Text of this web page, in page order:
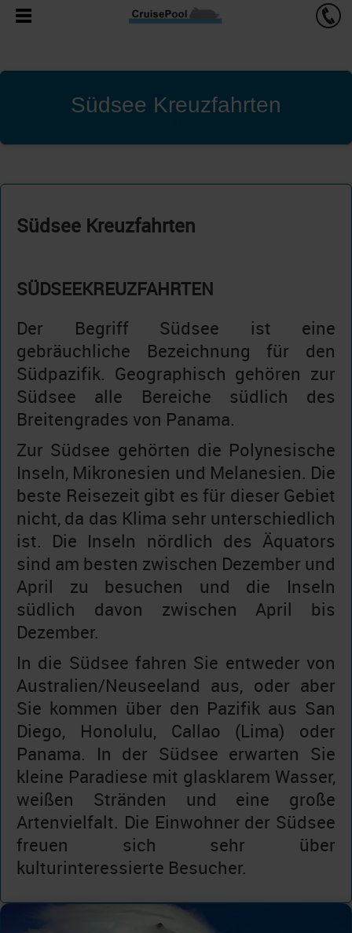
Südsee Kreuzfahrten
'
Südsee Kreuzfahrten
SÜDSEEKREUZFAHRTEN
Der Begriff Südsee ist eine
gebräuchliche Bezeichnung für den
Südpazifik. Geographisch gehören zur
Südsee alle Bereiche südlich des
Breitengrades von Panama.
Zur Südsee gehörten die Polynesische
Inseln, Mikronesien und Melanesien. Die
beste Reisezeit gibt es für dieser Gebiet
nicht, da das Klima sehr unterschiedlich
ist. Die Inseln nördlich des Äquators
sind am besten zwischen Dezember und
April zu besuchen und die Inseln
südlich davon zwischen April bis
Dezember.
In die Südsee fahren Sie entweder von
Australien/Neuseeland aus, oder aber
Sie kommen über den Pazifik aus San
Diego, Honolulu, Callao (Lima) oder
Panama. In der Südsee erwarten Sie
kleine Paradiese mit glasklarem Wasser,
weißen Stränden und eine große
Artenvielfalt. Die Einwohner der Südsee
freuen sich sehr über
kulturinteressierte Besucher.